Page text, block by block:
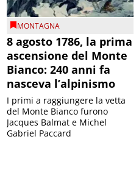
MONTAGNA
8 agosto 1786, la prima
ascensione del Monte
Bianco: 240 anni fa
nasceva l’alpinismo
I primi a raggiungere la vetta
del Monte Bianco furono
Jacques Balmat e Michel
Gabriel Paccard